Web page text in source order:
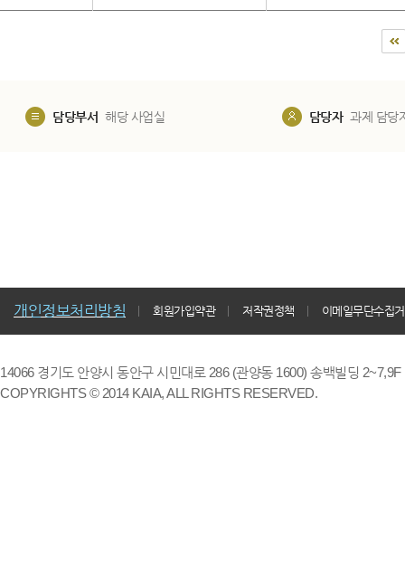
담당부서 해당 사업실 담당자 과제 담당
개인정보처리방침 회원가입약관 저작권정책 이메일무단수집
14066 경기도 안양시 동안구 시민대로 286 (관양동 1600) 송백빌딩
COPYRIGHTS © 2014 KAIA, ALL RIGHTS RESERVED.